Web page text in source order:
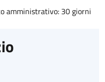
amministrativo: 30 giorni